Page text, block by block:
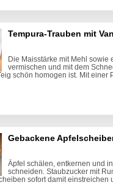
Tempura-Trauben mit
Die Maisstärke mit Mehl sowie
vermischen und mit dem
schön homogen ist. Mit einer
Gebackene
Äpfel schälen, entkernen und
schneiden. Staubzucker mit
sofort damit einstreichen